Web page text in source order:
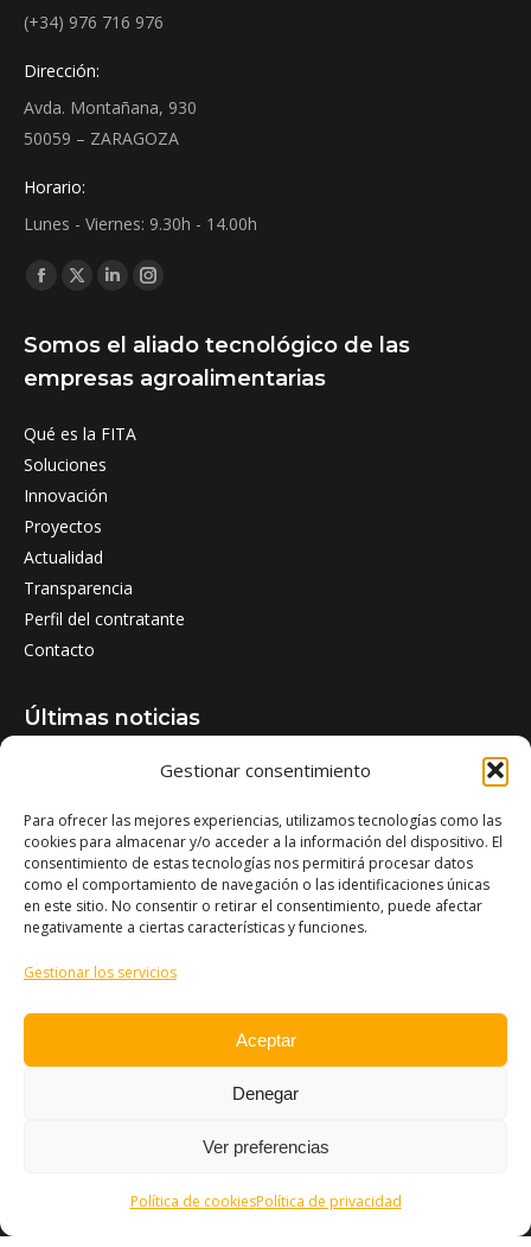
Gestionar consentimiento
Para ofrecer las mejores experiencias, utilizamos tecnologías como las
cookies para almacenar y/o acceder a la información del dispositivo. El
consentimiento de estas tecnologías nos permitirá procesar datos
como el comportamiento de navegación o las identificaciones únicas
en este sitio. No consentir o retirar el consentimiento, puede afectar
negativamente a ciertas características y funciones.
Gestionar los servicios
Aceptar
Denegar
Ver preferencias
Política de cookiesPolítica de privacidad
(+34) 976 716 976
Dirección:
Avda. Montañana, 930
50059 – ZARAGOZA
Horario:
Lunes - Viernes: 9.30h - 14.00h
Find us on:
Facebook
opens
in
window
X
opens
in
window
Linkedin
opens
in
window
Instagram
opens
in
Somos el aliado tecnológico de las
empresas agroalimentarias
Qué es la FITA
Soluciones
Innovación
Proyectos
Actualidad
Transparencia
Perfil del contratante
Contacto
Últimas noticias
Jornada técnica: Aflatoxinas en maíz
28/05/2026
Cubiertas vegetales entre frutales: una asociación
beneficiosa
27/05/2026
Conferencia: Destilación de plantas aromáticas de
© FITA Aragón - 2026. Todos los derechos reservados.